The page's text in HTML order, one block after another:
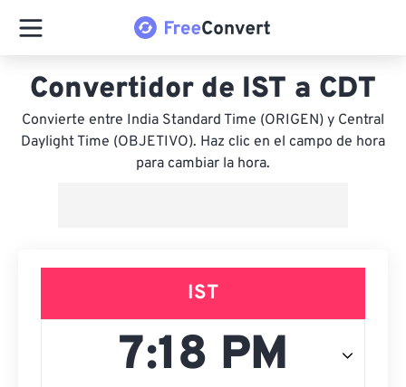
Convertidor de IST a CDT
Convierte entre India Standard Time (ORIGEN) y Central
Daylight Time (OBJETIVO). Haz clic en el campo de hora
para cambiar la hora.
IST